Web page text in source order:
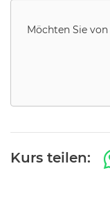
Möchten Sie von
Kurs teilen: